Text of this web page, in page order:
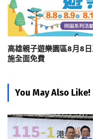
高雄親子遊樂園區8月8
施全面免費
You May Also Like!